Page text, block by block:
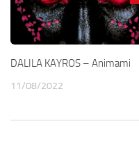
DALILA KAYROS – Animami
11/08/2022